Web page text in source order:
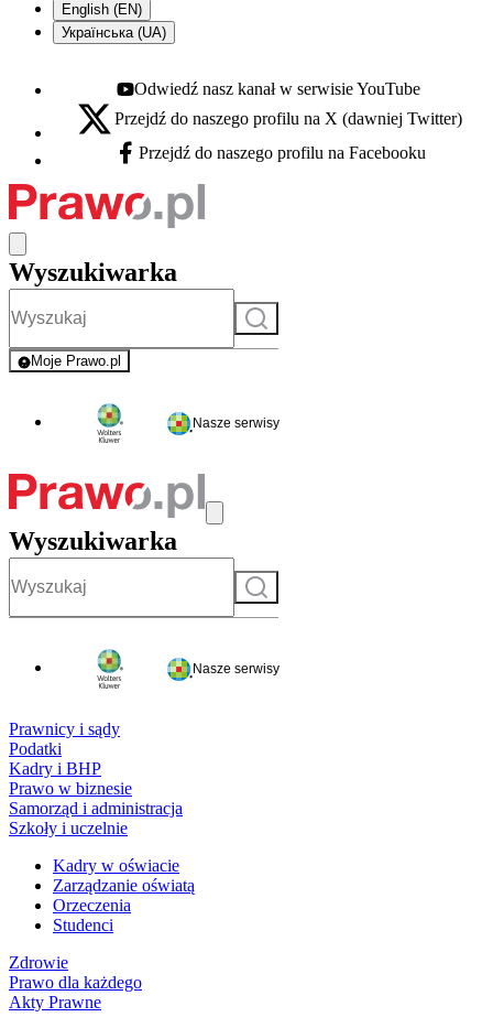
English (EN)
Українська (UA)
Youtube - otwiera się w nowej karcie
Odwiedź nasz kanał w serwisie YouTube
X - otwiera się w nowej karcie
Przejdź do naszego profilu na X (dawniej Twitter)
Facebook - otwiera się w nowej karcie
Przejdź do naszego profilu na Facebooku
Wyszukiwarka
Szukaj
Moje Prawo.pl
- rejestracja i logowanie do serwisu
Nasze serwisy
Wyszukiwarka
Szukaj
Nasze serwisy
Prawnicy i sądy
Podatki
Kadry i BHP
Prawo w biznesie
Samorząd i administracja
Szkoły i uczelnie
Kadry w oświacie
Zarządzanie oświatą
Orzeczenia
Studenci
Zdrowie
Prawo dla każdego
Akty Prawne